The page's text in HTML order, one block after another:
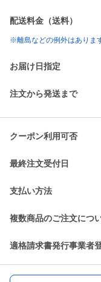
配送料金（送料）
※離島などの例外はありま
お届け日指定
注文から発送まで
クーポン利用可否
最終注文受付日
支払い方法
複数商品のご注文につ
適格請求書発行事業者